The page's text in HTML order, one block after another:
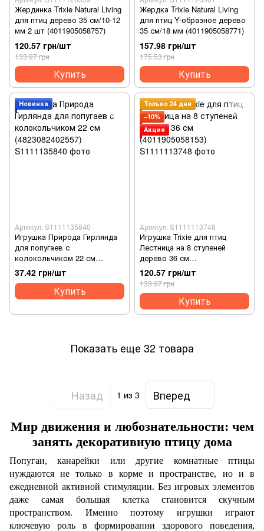
Жердинка Trixie Natural Living
для птиц дерево 35 см/10-12
мм 2 шт (4011905058757)
120.57 грн/шт
133.97 грн
Купить
Жердка Trixie Natural Living
для птиц Y-образное дерево
35 см/18 мм (4011905058771)
157.98 грн/шт
175.53 грн
Купить
Новинка
Артикул: S1111135840
Игрушка Природа Гирлянда
для попугаев с
колокольчиком 22 см
(4823082402557)
37.42 грн/шт
Купить
Только 24 дня
−10%
Акция
Артикул: S1111113748
Игрушка Trixie для птиц
Лестница на 8 ступеней
дерево 36 см
(4011905058153)
120.57 грн/шт
133.97 грн
Купить
Показать еще 32 товара
Назад 1 из 3 Вперед
Мир движения и любознательности: чем
занять декоративную птицу дома
Попугаи, канарейки или другие комнатные птицы
нуждаются не только в корме и пространстве, но и в
ежедневной активной стимуляции. Без игровых элементов
даже самая большая клетка становится скучным
пространством. Именно поэтому игрушки играют
ключевую роль в формировании здорового поведения,